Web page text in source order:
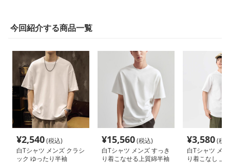
今回紹介する商品一覧
¥2,540(税込)
白Tシャツ メンズ クラシ
ック ゆったり半袖
¥15,560(税込)
白Tシャツ メンズ すっき
り着こなせる上質綿半袖
¥3,580(税
白Tシャツ メ
り着こなし 上